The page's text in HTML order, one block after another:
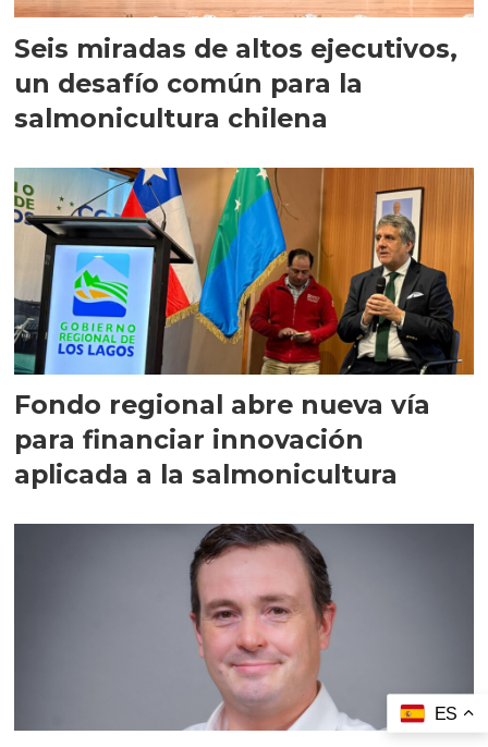
Seis miradas de altos ejecutivos,
un desafío común para la
salmonicultura chilena
Fondo regional abre nueva vía
para financiar innovación
aplicada a la salmonicultura
ES